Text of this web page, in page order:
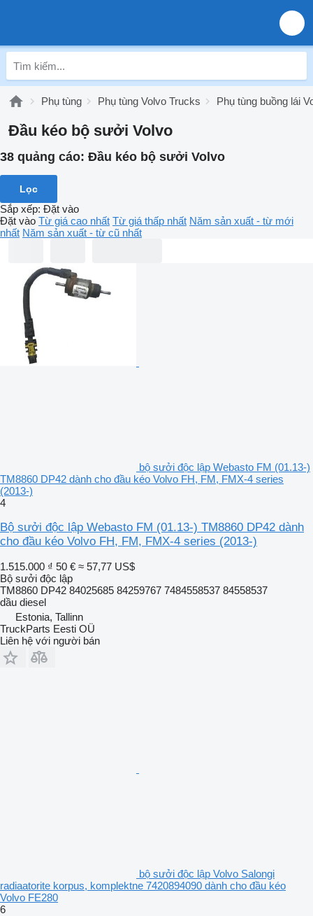
Phụ tùng Phụ tùng Volvo Trucks Phụ tùng buồng lái
Đầu kéo bộ sưởi Volvo
38 quảng cáo: Đầu kéo bộ sưởi Volvo
Lọc
Sắp xếp: Đặt vào
Đặt vào Từ giá cao nhất Từ giá thấp nhất Năm sản xuất - từ mới
nhất Năm sản xuất - từ cũ nhất
bộ sưởi độc lập Webasto FM (01.13-)
TM8860 DP42 dành cho đầu kéo Volvo FH, FM, FMX-4 series
(2013-)
4
Bộ sưởi độc lập Webasto FM (01.13-) TM8860 DP42 dành
cho đầu kéo Volvo FH, FM, FMX-4 series (2013-)
1.515.000 ₫ 50 € ≈ 57,77 US$
Bộ sưởi độc lập
TM8860 DP42 84025685 84259767 7484558537 84558537
dầu diesel
Estonia, Tallinn
TruckParts Eesti OÜ
Liên hệ với người bán
bộ sưởi độc lập Volvo Salongi
radiaatorite korpus, komplektne 7420894090 dành cho đầu kéo
Volvo FE280
6